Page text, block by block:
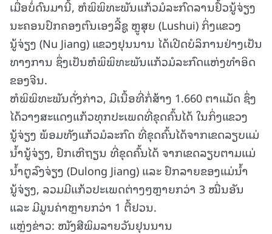
ເມື່ອບໍ່ດົນມານີ້, ຫໍພິພິທະພັນແກ້ວມໍລະກົດລານຢົ້ວນູ້ຈ່ຽງ
ນະຄອນປົກຄອງຕົນເອງລີ້ຊູ ຫຼູສຸຍ (Lushui) ກິ່ງແຂວງ
ນູ້ຈ່ຽງ (Nu Jiang) ແຂວງຢຸນນານ ໄດ້ເປີດບໍລິການຢ່າງເປັນ
ທາງການ ຊຶ່ງເປັນຫໍພິພິທະພັນແກ້ວມໍລະກົດແຫ່ງທຳອິດ
ຂອງຈີນ.
ຫໍພິພິທະພັນດັ່ງກ່າວ, ມີເນື້ອທີ່ກໍ່ສ້າງ 1.660 ຕາແມັດ ຊຶ່ງ
ໄດ້ວາງສະແດງແກ້ວທຸກປະເພດທີ່ຂຸດຄົ້ນໄດ້ ໃນກິ່ງແຂວງ
ນູ້ຈ່ຽງ ພ້ອມທັງແກ້ວມໍລະກົດ ທີ່ຂຸດຄົ້ນໄດ້ຈາກເຂດລຽບແມ່
ນ້ຳນູ້ຈ່ຽງ, ຢົກເຫີຖຽນ ທີ່ຂຸດຄົ້ນໄດ້ ຈາກເຂດລຽບຕາມແມ່
ນ້ຳຕູລົງຈ່ຽງ (Dulong Jiang) ແລະ ຢົກລາຍຂອງແມ່ນ້ຳ
ນູ້ຈ່ຽງ, ລວມມີແກ້ວປະເພດຕ່າງໆຫຼາຍກວ່າ 3 ໝື່ນອັນ
ແລະ ມີມູນຄ່າຫຼາຍກວ່າ 1 ຕື້ຢວນ.
ແຫຼ່ງຂ່າວ: ໜັງສືພິມລາຍວັນຢຸນນານ